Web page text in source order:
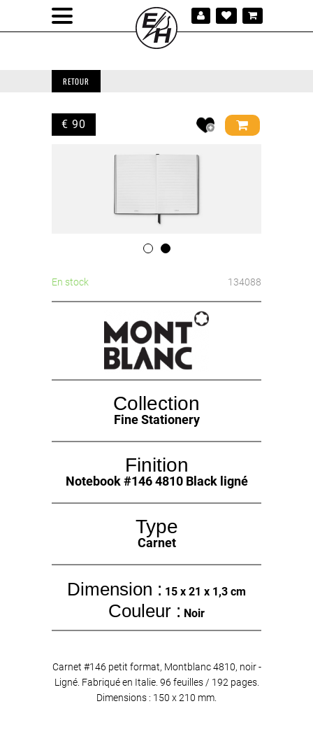
RETOUR
€ 90
En stock 134088
Collection
Fine Stationery
Finition
Notebook #146 4810 Black ligné
Type
Carnet
Dimension : 15 x 21 x 1,3 cm
Couleur : Noir
Carnet #146 petit format, Montblanc 4810, noir -
Ligné. Fabriqué en Italie. 96 feuilles / 192 pages.
Dimensions : 150 x 210 mm.